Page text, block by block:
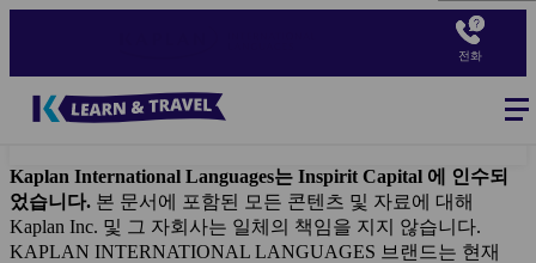
전화
Kaplan International Languages는 Inspirit Capital 에 인수되
었습니다. 본 문서에 포함된 모든 콘텐츠 및 자료에 대해
Kaplan Inc. 및 그 자회사는 일체의 책임을 지지 않습니다.
KAPLAN INTERNATIONAL LANGUAGES 브랜드는 현재